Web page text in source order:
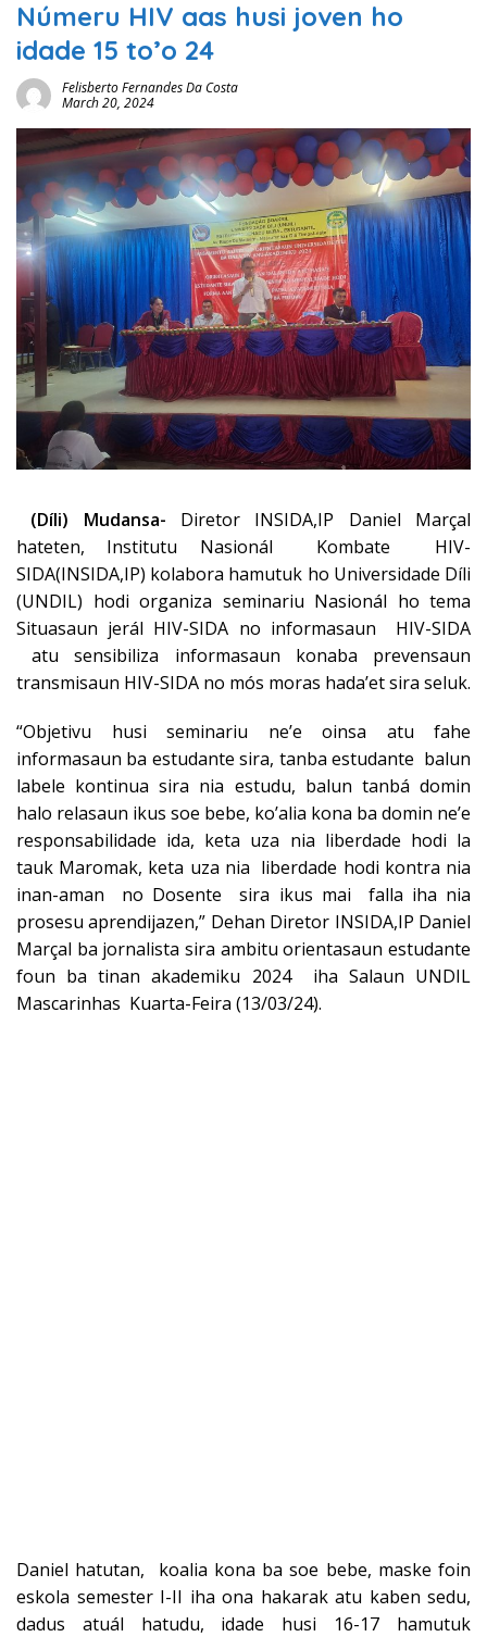
Númeru HIV aas husi joven ho
idade 15 to’o 24
Felisberto Fernandes Da Costa
March 20, 2024
(Díli) Mudansa- Diretor INSIDA,IP Daniel Marçal
hateten, Institutu Nasionál Kombate HIV-
SIDA(INSIDA,IP) kolabora hamutuk ho Universidade Díli
(UNDIL) hodi organiza seminariu Nasionál ho tema
Situasaun jerál HIV-SIDA no informasaun HIV-SIDA
atu sensibiliza informasaun konaba prevensaun
transmisaun HIV-SIDA no mós moras hada’et sira seluk.
“Objetivu husi seminariu ne’e oinsa atu fahe
informasaun ba estudante sira, tanba estudante balun
labele kontinua sira nia estudu, balun tanbá domin
halo relasaun ikus soe bebe, ko’alia kona ba domin ne’e
responsabilidade ida, keta uza nia liberdade hodi la
tauk Maromak, keta uza nia liberdade hodi kontra nia
inan-aman no Dosente sira ikus mai falla iha nia
prosesu aprendijazen,” Dehan Diretor INSIDA,IP Daniel
Marçal ba jornalista sira ambitu orientasaun estudante
foun ba tinan akademiku 2024 iha Salaun UNDIL
Mascarinhas Kuarta-Feira (13/03/24).
Daniel hatutan, koalia kona ba soe bebe, maske foin
eskola semester I-II iha ona hakarak atu kaben sedu,
dadus atuál hatudu, idade husi 16-17 hamutuk